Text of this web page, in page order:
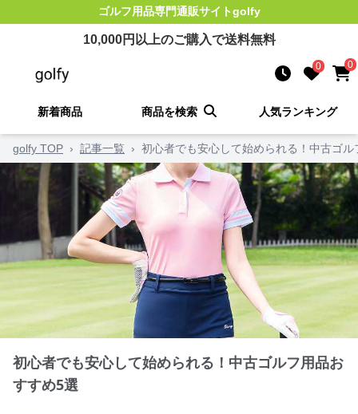
ゴルフ用品専門通販サイトgolfy
10,000円以上のご購入で送料無料
0 0
新着商品 商品を検索 人気ランキング
golfy TOP › 記事一覧 › 初心者でも安心して始められる！中古ゴ
初心者でも安心して始められる！中古ゴルフ用品お
すすめ5選